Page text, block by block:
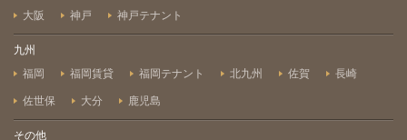
大阪
神戸 神戸テナント
九州
福岡
福岡賃貸 福岡テナント 北九州 佐賀 長崎
佐世保 大分 鹿児島
その他